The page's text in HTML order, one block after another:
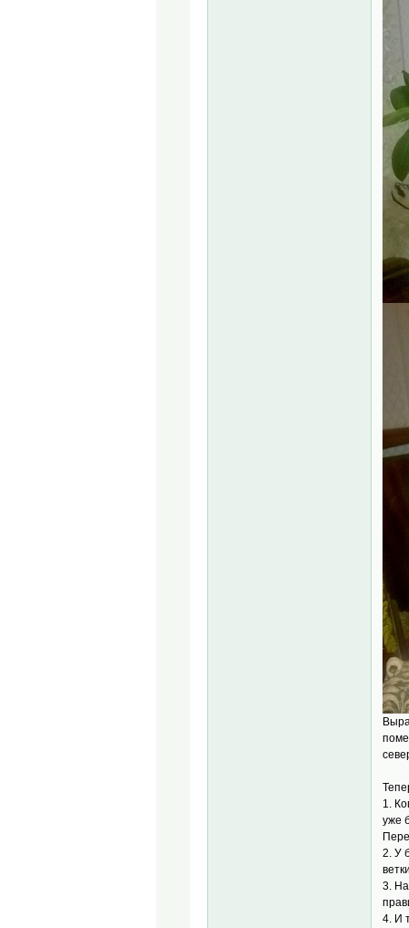
1.
уже
2. У
3.
4. И